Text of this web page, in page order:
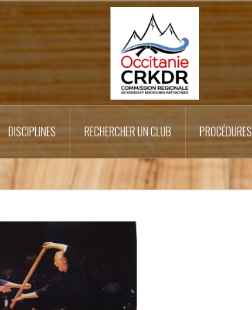
DISCIPLINES RECHERCHER UN CLUB PROCÉDURES